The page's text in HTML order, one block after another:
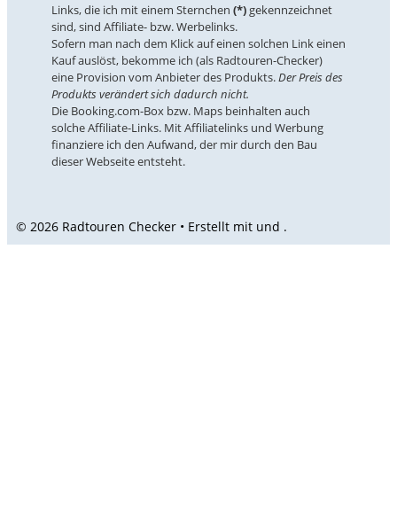
Links, die ich mit einem Sternchen (*)gekennzeichnet
sind, sind Affiliate- bzw. Werbelinks.
Sofern man nach dem Klick auf einen solchen Link einen
Kauf auslöst, bekomme ich (als Radtouren-Checker)
eine Provision vom Anbieter des Produkts.Der Preis des
Produkts verändert sich dadurch nicht.
Die Booking.com-Box bzw. Maps beinhalten auch
solche Affiliate-Links. Mit Affiliatelinks und Werbung
finanziere ich den Aufwand, der mir durch den Bau
dieser Webseite entsteht.
© 2026 Radtouren Checker • Erstellt mit und .